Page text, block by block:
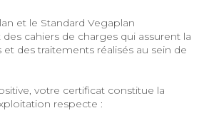
et le Standard Vegaplan
cahiers de charges qui assurent la
des traitements réalisés au sein de
votre certificat constitue la
respecte :